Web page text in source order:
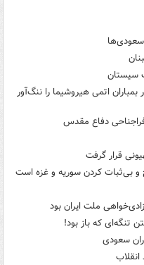
سعودی‌ها
سیستان
اتمی هیروشیما را ننگ‌آور
دفاع مقدس
قرار گرفت
و بی‌ثبات کردن سوریه و غزه است
ملت ایران بود
سعودی